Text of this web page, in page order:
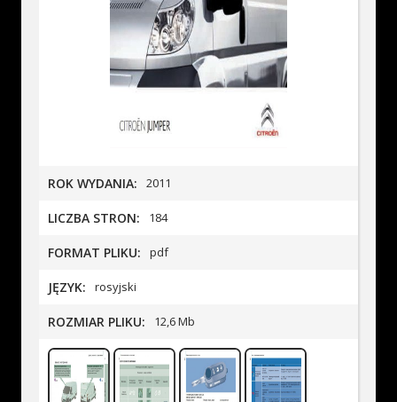
ROK WYDANIA: 2011
LICZBA STRON: 184
FORMAT PLIKU: pdf
JĘZYK: rosyjski
ROZMIAR PLIKU: 12,6 Mb